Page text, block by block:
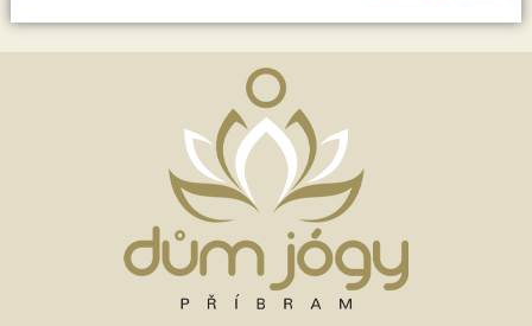
jednotky s rekuperací vzduchu, a tak by plný jógový
dech měl být opravdu plný čerstvého vzduchu a energie
;-) Pohodě při cvičení přispívá i příjemná podlaha z